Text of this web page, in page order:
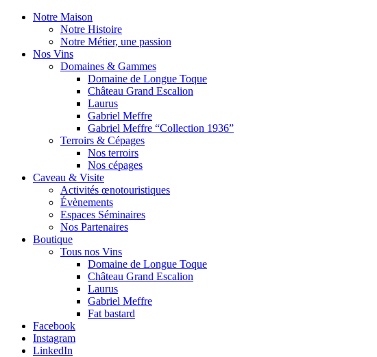
Notre Maison
Notre Histoire
Notre Métier, une passion
Nos Vins
Domaines & Gammes
Domaine de Longue Toque
Château Grand Escalion
Laurus
Gabriel Meffre
Gabriel Meffre “Collection 1936”
Terroirs & Cépages
Nos terroirs
Nos cépages
Caveau & Visite
Activités œnotouristiques
Évènements
Espaces Séminaires
Nos Partenaires
Boutique
Tous nos Vins
Domaine de Longue Toque
Château Grand Escalion
Laurus
Gabriel Meffre
Fat bastard
Facebook
Instagram
LinkedIn